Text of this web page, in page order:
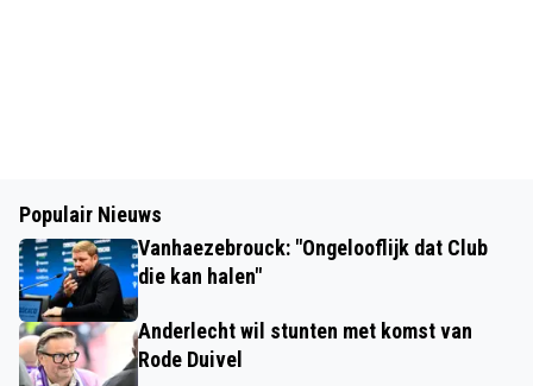
Populair Nieuws
Vanhaezebrouck: "Ongelooflijk dat Club
die kan halen"
Anderlecht wil stunten met komst van
Rode Duivel